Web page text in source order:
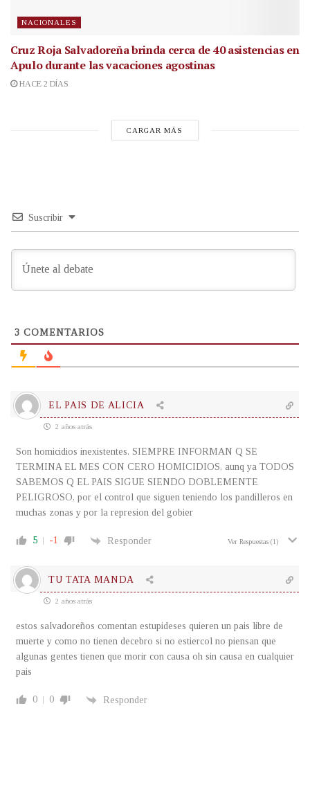
NACIONALES
Cruz Roja Salvadoreña brinda cerca de 40 asistencias en
Apulo durante las vacaciones agostinas
HACE 2 DÍAS
CARGAR MÁS
Suscribir
3 COMENTARIOS
EL PAIS DE ALICIA
2 años atrás
Son homicidios inexistentes. SIEMPRE INFORMAN Q SE
TERMINA EL MES CON CERO HOMICIDIOS, aunq ya TODOS
SABEMOS Q EL PAIS SIGUE SIENDO DOBLEMENTE
PELIGROSO, por el control que siguen teniendo los pandilleros en
muchas zonas y por la represion del gobier
5 -1 Responder Ver Respuestas (1)
TU TATA MANDA
2 años atrás
estos salvadoreños comentan estupideses quieren un pais libre de
muerte y como no tienen decebro si no estiercol no piensan que
algunas gentes tienen que morir con causa oh sin causa en cualquier
pais
0 0 Responder